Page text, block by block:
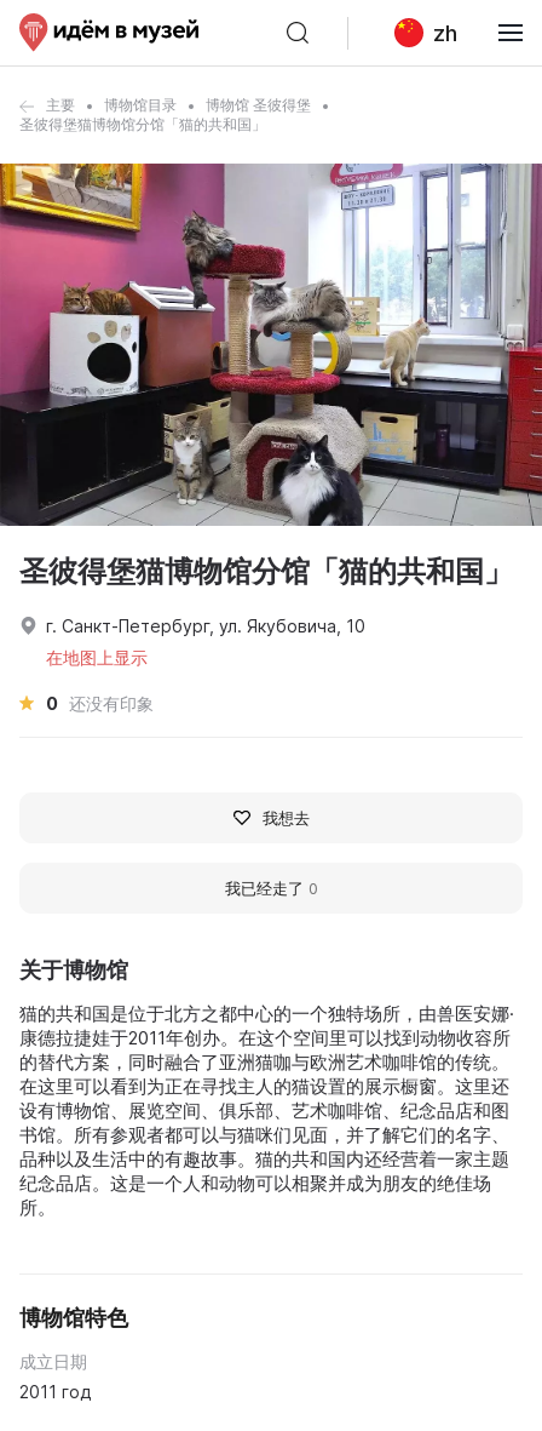
zh
主要 博物馆目录
博物馆 圣彼得堡
圣彼得堡猫博物馆分馆「猫的共和国」
关于博物馆
猫的共和国是位于北方之都中心的一个独特场所，由兽医安娜·
康德拉捷娃于2011年创办。在这个空间里可以找到动物收容所
的替代方案，同时融合了亚洲猫咖与欧洲艺术咖啡馆的传统。
在这里可以看到为正在寻找主人的猫设置的展示橱窗。这里还
设有博物馆、展览空间、俱乐部、艺术咖啡馆、纪念品店和图
书馆。所有参观者都可以与猫咪们见面，并了解它们的名字、
品种以及生活中的有趣故事。猫的共和国内还经营着一家主题
纪念品店。这是一个人和动物可以相聚并成为朋友的绝佳场
所。
博物馆特色
成立日期
2011 год
圣彼得堡猫博物馆分馆「猫的共和国」
г. Санкт-Петербург, ул. Якубовича, 10
在地图上显示
0 还没有印象
我想去
我已经走了 0